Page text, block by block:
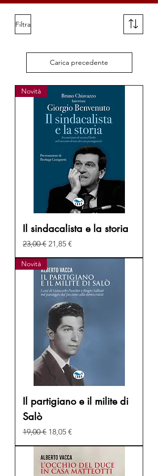
Filtra
Carica precedente
Novità
Il sindacalista e la storia
Prezzo regolare
23,00 € Prezzo scontato
21,85 €
Novità
Il partigiano e il milite di
Salò
Prezzo regolare
19,00 € Prezzo scontato
18,05 €